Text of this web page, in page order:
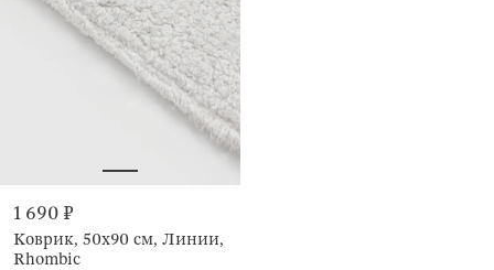
1 690 ₽
Коврик, 50х90 см, Линии,
Rhombic